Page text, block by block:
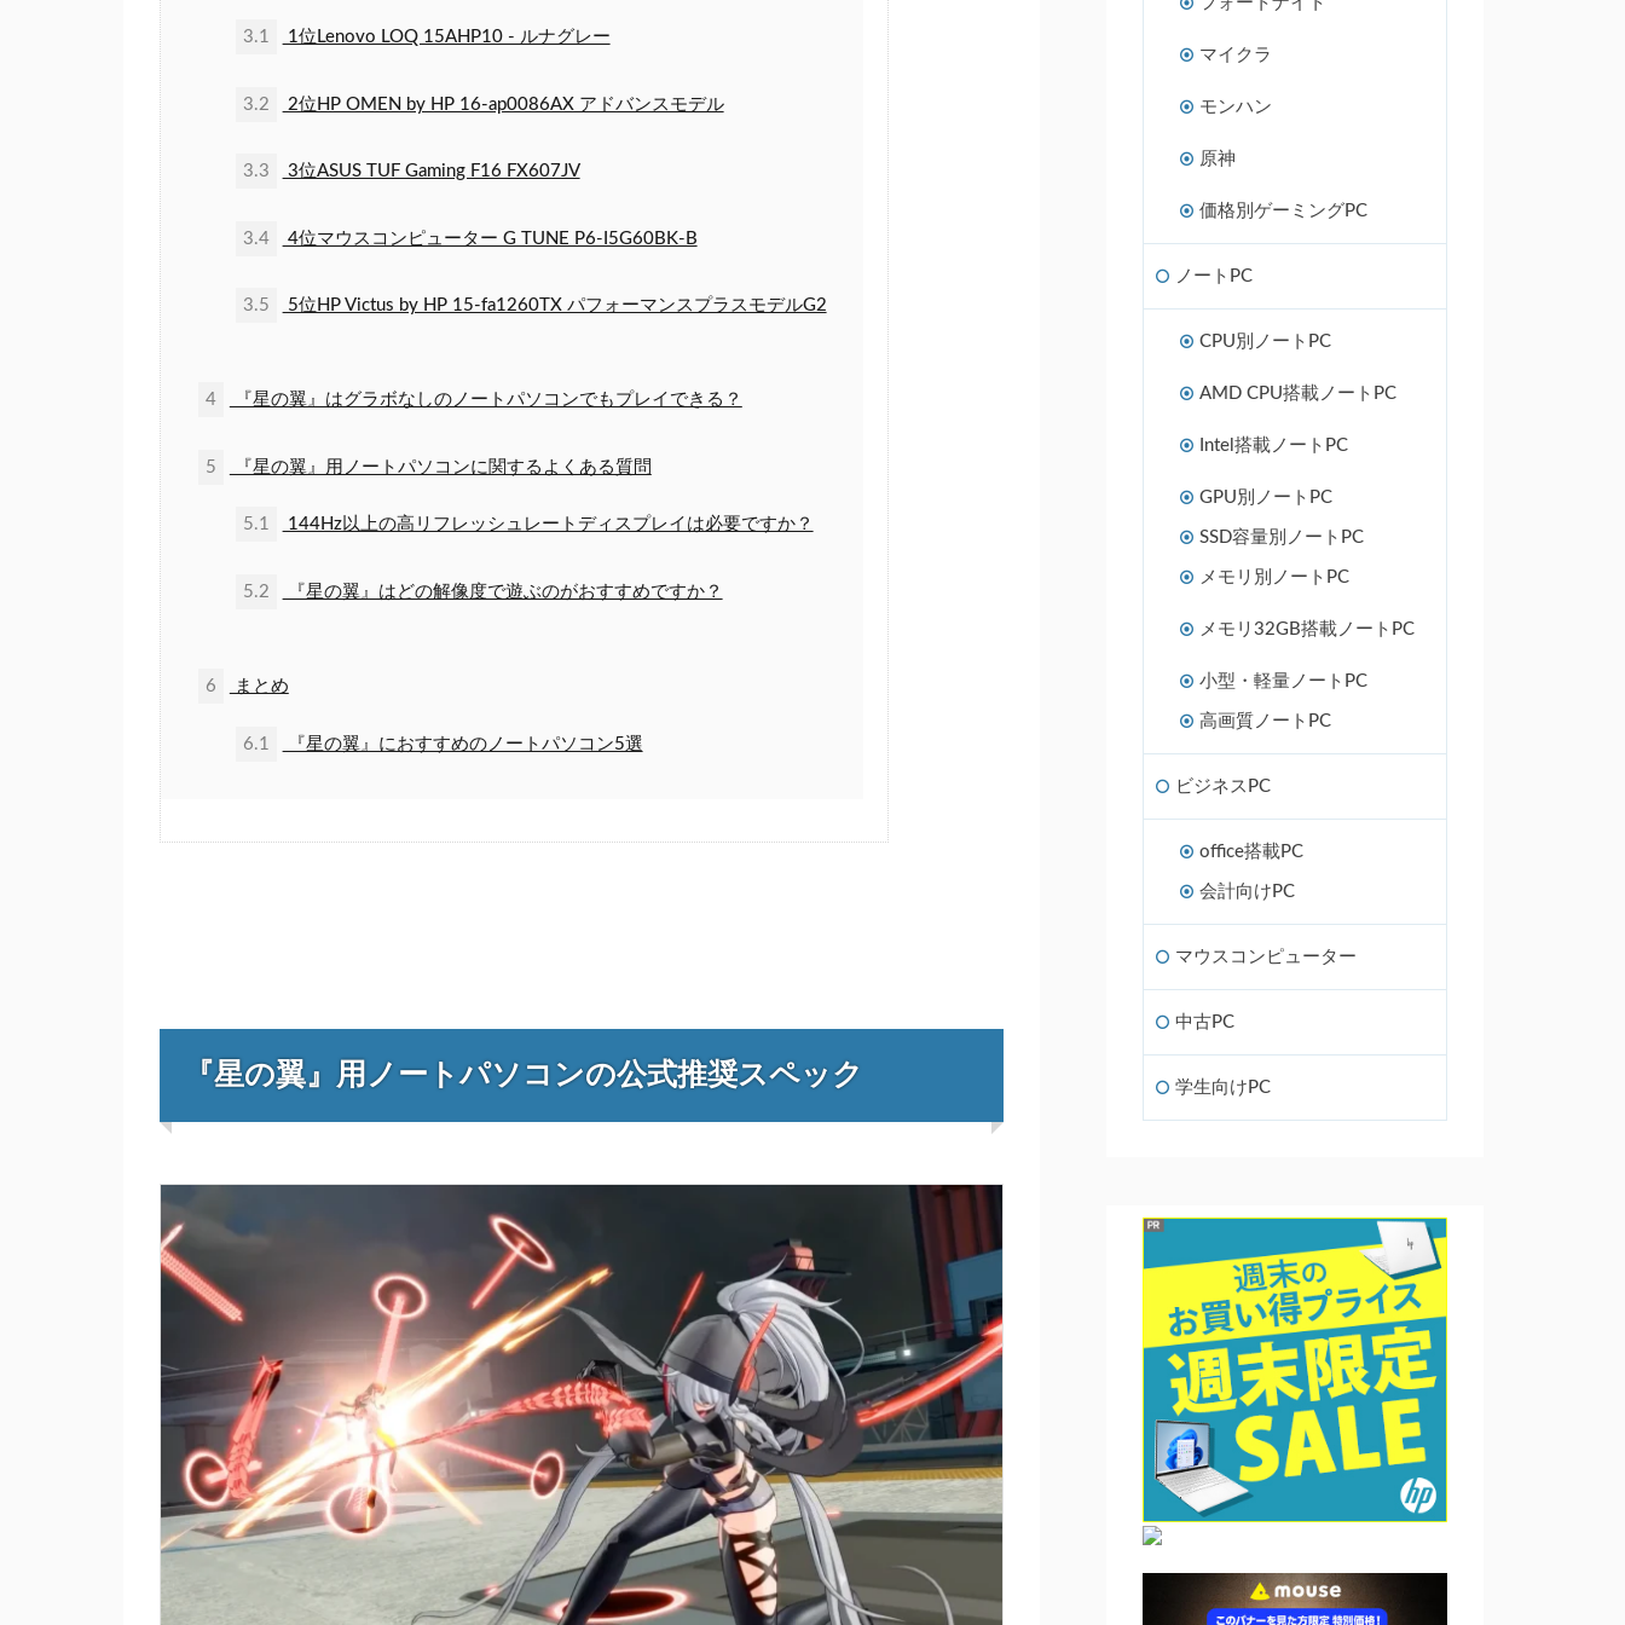
3.1 1位Lenovo LOQ 15AHP10 - ルナグレー
3.2 2位HP OMEN by HP 16-ap0086AX アドバンスモデル
3.3 3位ASUS TUF Gaming F16 FX607JV
3.4 4位マウスコンピューター G TUNE P6-I5G60BK-B
3.5 5位HP Victus by HP 15-fa1260TX パフォーマンスプラスモデルG2
4 『星の翼』はグラボなしのノートパソコンでもプレイできる？
5 『星の翼』用ノートパソコンに関するよくある質問
5.1 144Hz以上の高リフレッシュレートディスプレイは必要ですか？
5.2 『星の翼』はどの解像度で遊ぶのがおすすめですか？
6 まとめ
6.1 『星の翼』におすすめのノートパソコン5選
『星の翼』用ノートパソコンの公式推奨スペック
マイクラ
モンハン
原神
価格別ゲーミングPC
ノートPC
CPU別ノートPC
AMD CPU搭載ノートPC
Intel搭載ノートPC
GPU別ノートPC
SSD容量別ノートPC
メモリ別ノートPC
メモリ32GB搭載ノートPC
小型・軽量ノートPC
高画質ノートPC
ビジネスPC
office搭載PC
会計向けPC
マウスコンピューター
中古PC
学生向けPC